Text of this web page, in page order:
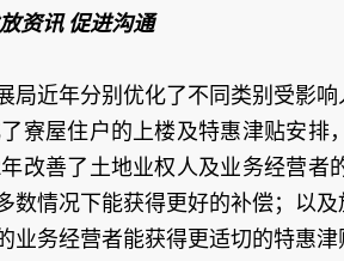
资讯 促进沟通
局近年分别优化了不同类别受影
寮屋住户的上楼及特惠津贴安
改善了土地业权人及业务经营
数情况下能获得更好的补偿；以
业务经营者能获得更适切的特惠